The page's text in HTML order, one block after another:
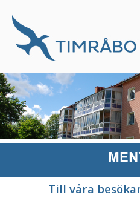
Till våra